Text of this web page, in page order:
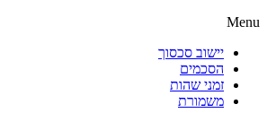
Menu
יישוב סכסוך
הסכמים
זמני שהות
משמורת